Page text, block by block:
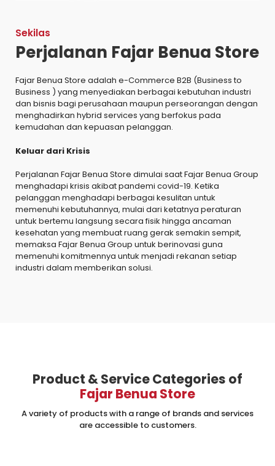
Sekilas
Perjalanan Fajar Benua Store
Fajar Benua Store adalah e-Commerce B2B (Business to
Business ) yang menyediakan berbagai kebutuhan industri
dan bisnis bagi perusahaan maupun perseorangan dengan
menghadirkan hybrid services yang berfokus pada
kemudahan dan kepuasan pelanggan.
Keluar dari Krisis
Perjalanan Fajar Benua Store dimulai saat Fajar Benua Group
menghadapi krisis akibat pandemi covid-19. Ketika
pelanggan menghadapi berbagai kesulitan untuk
memenuhi kebutuhannya, mulai dari ketatnya peraturan
untuk bertemu langsung secara fisik hingga ancaman
kesehatan yang membuat ruang gerak semakin sempit,
memaksa Fajar Benua Group untuk berinovasi guna
memenuhi komitmennya untuk menjadi rekanan setiap
industri dalam memberikan solusi.
Product & Service Categories of
Fajar Benua Store
A variety of products with a range of brands and services
are accessible to customers.